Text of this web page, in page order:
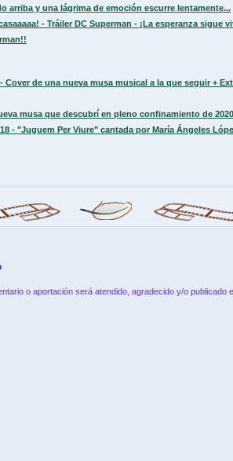
arriba y una lágrima de emoción escurre lentamente...
- Tráiler DC Superman - ¡La esperanza sigue
Cover de una nueva musa musical a la que seguir +
musa que descubrí en pleno confinamiento de
- "Juguem Per Viure" cantada por María Ángeles
o aportación será atendido, agradecido y/o publicado